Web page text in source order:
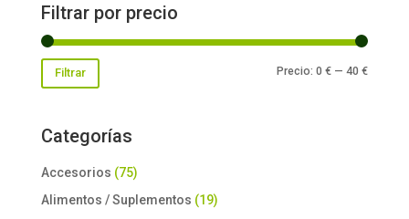
Filtrar por precio
Precio
Precio
Filtrar Precio:0 € —40 €
Categorías
Accesorios (75)
Alimentos / Suplementos (19)